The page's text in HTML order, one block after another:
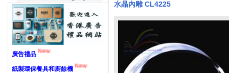
廣告禮品 New
紙製環保餐具和廚餘機 New
水晶內雕 CL4225